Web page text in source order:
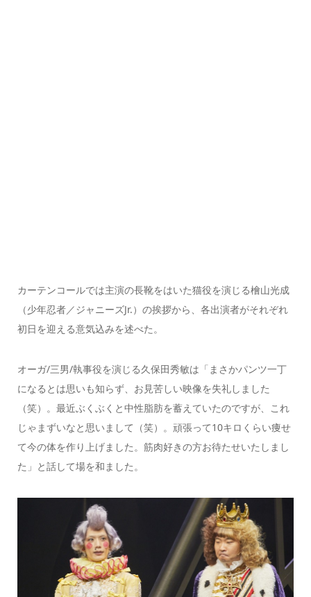
カーテンコールでは主演の長靴をはいた猫役を演じる檜山光成
（少年忍者／ジャニーズJr.）の挨拶から、各出演者がそれぞれ
初日を迎える意気込みを述べた。
オーガ/三男/執事役を演じる久保田秀敏は「まさかパンツ一丁
になるとは思いも知らず、お見苦しい映像を失礼しました
（笑）。最近ぶくぶくと中性脂肪を蓄えていたのですが、これ
じゃまずいなと思いまして（笑）。頑張って10キロくらい痩せ
て今の体を作り上げました。筋肉好きの方お待たせいたしまし
た」と話して場を和ました。